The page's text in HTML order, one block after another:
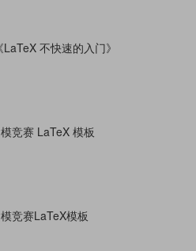
不快速的入门》
竞赛 LaTeX 模板
竞赛LaTeX模板